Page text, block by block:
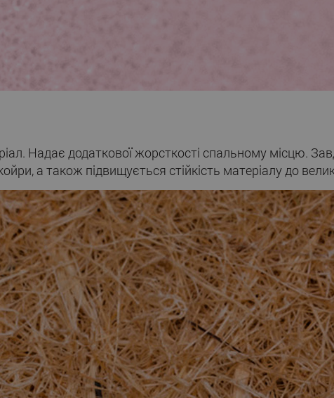
Надає додаткової жорсткості спальному місцю.
а також підвищується стійкість матеріалу до